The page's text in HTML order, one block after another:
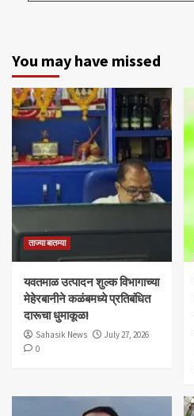
You may have missed
ताज्या बातम्या
यवतमाळ उत्पादन शुल्क विभागाच्या
मेहेरबानीने कळंबमध्ये प्रतिबंधित
दारूचा धुमाकूळ!
Sahasik News
July 27, 2026
0